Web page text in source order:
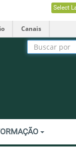
Select
Canais